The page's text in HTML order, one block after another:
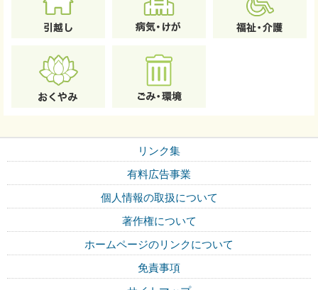
リンク集
有料広告事業
個人情報の取扱について
著作権について
ホームページのリンクについて
免責事項